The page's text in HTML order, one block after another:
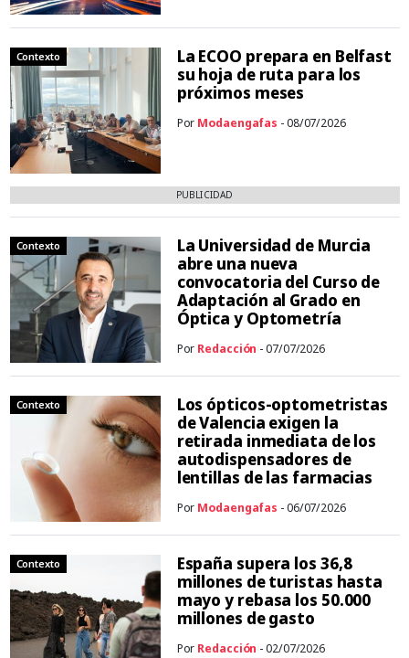
Contexto
La ECOO prepara en Belfast
su hoja de ruta para los
próximos meses
Por Modaengafas - 08/07/2026
PUBLICIDAD
Contexto
La Universidad de Murcia
abre una nueva
convocatoria del Curso de
Adaptación al Grado en
Óptica y Optometría
Por Redacción - 07/07/2026
Contexto
Los ópticos-optometristas
de Valencia exigen la
retirada inmediata de los
autodispensadores de
lentillas de las farmacias
Por Modaengafas - 06/07/2026
Contexto
España supera los 36,8
millones de turistas hasta
mayo y rebasa los 50.000
millones de gasto
Por Redacción - 02/07/2026